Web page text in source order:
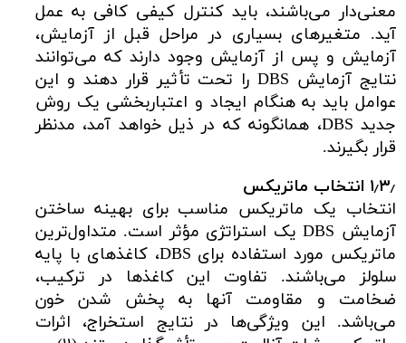
معنی‌دار می‌باشند، باید کنترل کیفی کافی به عمل
آید. متغیرهای بسیاری در مراحل قبل از آزمایش،
آزمایش و پس از آزمایش وجود دارند که می‌توانند
نتایج آزمایش DBS را تحت تأثیر قرار دهند و این
عوامل باید به هنگام ایجاد و اعتباربخشی یک روش
جدید DBS، همانگونه که در ذیل خواهد آمد، مدنظر
قرار بگیرند.
۱٫۳٫ انتخاب ماتریکس
انتخاب یک ماتریکس مناسب برای بهینه ساختن
آزمایش DBS یک استراتژی مؤثر است. متداول‌ترین
ماتریکس مورد استفاده برای DBS، کاغذهای با پایه
سلولز می‌باشند. تفاوت این کاغذها در ترکیب،
ضخامت و مقاومت آنها به پخش شدن خون
می‌باشد. این ویژگی‌ها در نتایج استخراج، اثرات